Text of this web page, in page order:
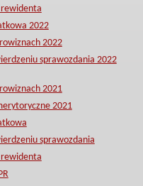
rewidenta
2022
2022
sprawozdania 2022
2021
2021
sprawozdania
rewidenta